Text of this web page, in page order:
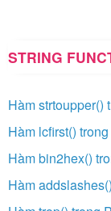
STRING
Hàm strtoupper()
Hàm lcfirst()
Hàm bin2hex()
Hàm